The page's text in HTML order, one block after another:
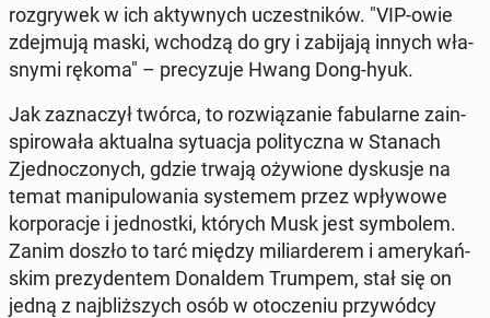
roz­gry­wek w ich ak­tyw­nych uczest­ni­ków. "VIP-owie
zdej­mu­ją maski, wchodzą do gry i za­bi­ja­ją innych wła­
sny­mi rękoma" – pre­cy­zu­je Hwang Dong-hyuk.
Jak za­zna­czył twórca, to roz­wią­za­nie fa­bu­lar­ne za­in­
spi­ro­wa­ła ak­tu­al­na sy­tu­acja po­li­tycz­na w Stanach
Zjed­no­czo­nych, gdzie trwają oży­wio­ne dys­ku­sje na
temat ma­ni­pu­lo­wa­nia sys­te­mem przez wpły­wo­we
kor­po­ra­cje i jed­nost­ki, których Musk jest sym­bo­lem.
Zanim doszło to tarć między mi­liar­de­rem i ame­ry­kań­
skim pre­zy­den­tem Do­nal­dem Trumpem, stał się on
jedną z naj­bliż­szych osób w oto­cze­niu przy­wód­cy